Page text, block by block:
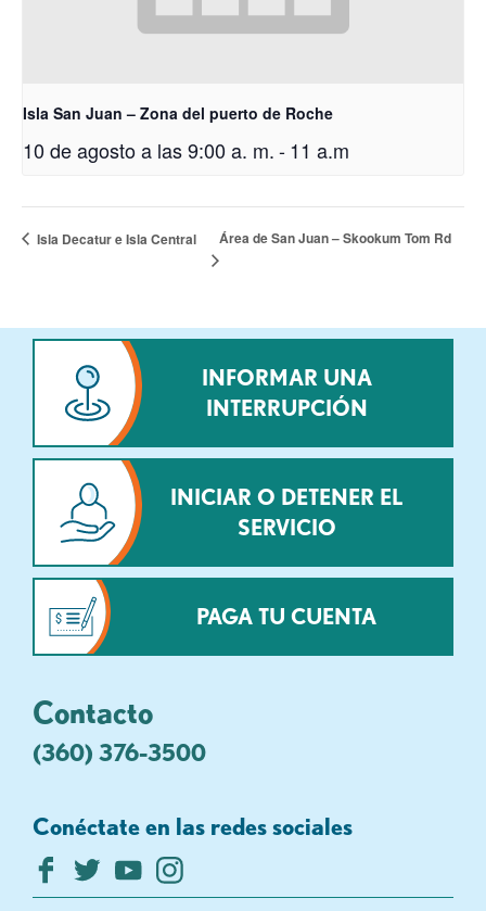
Isla San Juan – Zona del puerto de Roche
10 de agosto a las 9:00 a. m.-11 a.m
Isla Decatur e Isla Central Área de San Juan – Skookum Tom Rd
INFORMAR UNA
INTERRUPCIÓN
INICIAR O DETENER EL
SERVICIO
PAGA TU CUENTA
Contacto
(360) 376-3500
Conéctate en las redes sociales